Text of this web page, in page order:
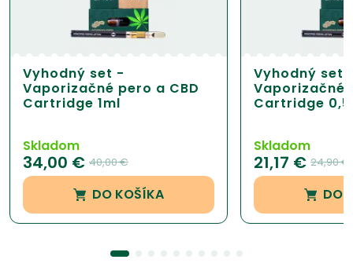
Vyhodný set -
Vaporizačné pero a CBD
Cartridge 1ml
Skladom
34,00 € 40,00€
DO KOŠÍKA
Vyhodný set
Vaporizačné
Cartridge
Skladom
21,17 € 24,90€
DO